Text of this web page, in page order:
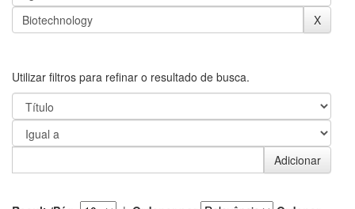
Utilizar filtros para refinar o resultado de busca.